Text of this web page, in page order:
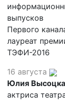
выпусков
Первого
лауреат
ТЭФИ-2016
16 августа
Юлия
актриса